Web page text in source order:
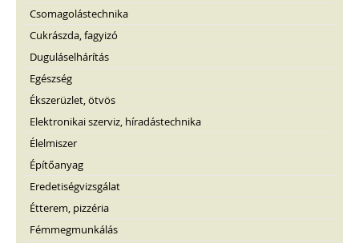
Csomagolástechnika
Cukrászda, fagyizó
Duguláselhárítás
Egészség
Ékszerüzlet, ötvös
Elektronikai szerviz, híradástechnika
Élelmiszer
Építőanyag
Eredetiségvizsgálat
Étterem, pizzéria
Fémmegmunkálás